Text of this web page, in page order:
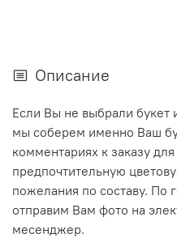
Описание
Если Вы не выбрали букет
мы соберем именно Ваш
комментариях к заказу
предпочтительную
пожелания по составу. По
отправим Вам фото на
месенджер.